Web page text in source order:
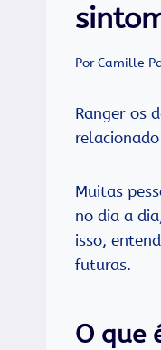
PorCamille
Ranger os
Muitas
no dia a
isso,
futuras.
O que